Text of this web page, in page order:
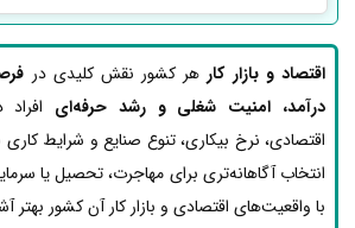
اقتصاد و بازار کار هر کشور نقش کلیدی در
درآمد، امنیت شغلی و رشد حرفه‌ای
اقتصادی، نرخ بیکاری، تنوع صنایع و شرایط
انتخاب آگاهانه‌تری برای مهاجرت، تحصیل یا
با واقعیت‌های اقتصادی و بازار کار آن کشور بهتر